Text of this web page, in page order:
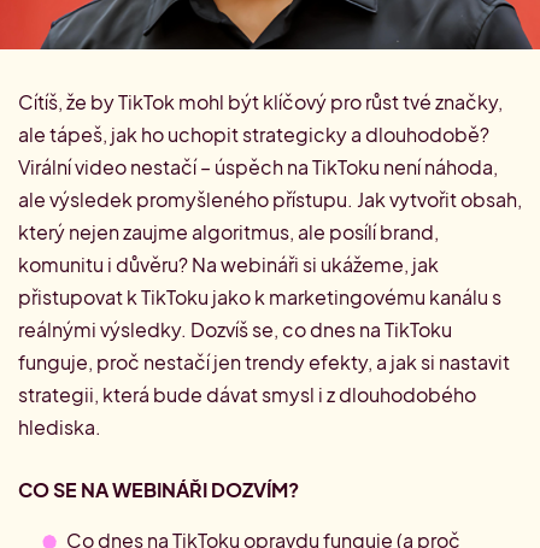
Cítíš, že by TikTok mohl být klíčový pro růst tvé značky,
ale tápeš, jak ho uchopit strategicky a dlouhodobě?
Virální video nestačí – úspěch na TikToku není náhoda,
ale výsledek promyšleného přístupu. Jak vytvořit obsah,
který nejen zaujme algoritmus, ale posílí brand,
komunitu i důvěru? Na webináři si ukážeme, jak
přistupovat k TikToku jako k marketingovému kanálu s
reálnými výsledky. Dozvíš se, co dnes na TikToku
funguje, proč nestačí jen trendy efekty, a jak si nastavit
strategii, která bude dávat smysl i z dlouhodobého
hlediska.
CO SE NA WEBINÁŘI DOZVÍM?
Co dnes na TikToku opravdu funguje (a proč